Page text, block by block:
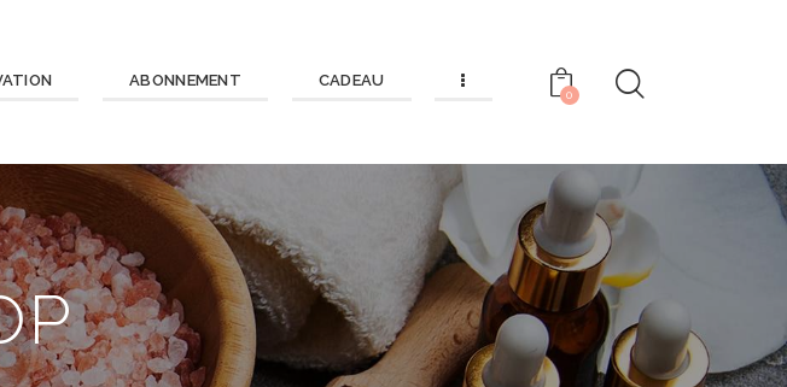
ABONNEMENT CADEAU
0